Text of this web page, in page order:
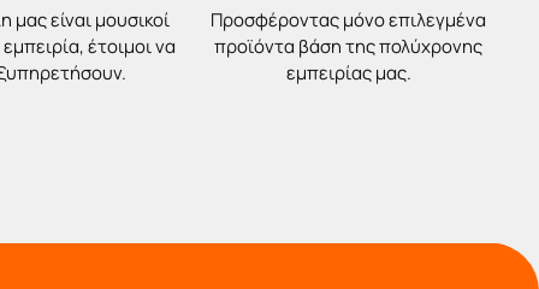
μας είναι μουσικοί
έτοιμοι να
Προσφέροντας μόνο επιλεγμένα
προϊόντα βάση της πολύχρονης
εμπειρίας μας.